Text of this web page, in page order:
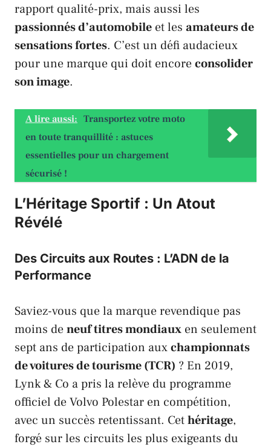
rapport qualité-prix, mais aussi les
passionnés d’automobile et les amateurs de
sensations fortes. C’est un défi audacieux
pour une marque qui doit encoreconsolider
son image.
A lire aussi: Transportez votre moto
en toute tranquillité : astuces
essentielles pour un chargement
sécurisé !
L’Héritage Sportif : Un Atout
Révélé
Des Circuits aux Routes : L’ADN de la
Performance
Saviez-vous que la marque revendique pas
moins deneuf titres mondiaux en seulement
sept ans de participation auxchampionnats
de voitures de tourisme (TCR) ? En 2019,
Lynk & Co a pris la relève du programme
officiel deVolvo Polestar en compétition,
avec un succès retentissant. Cethéritage,
forgé sur les circuits les plus exigeants du